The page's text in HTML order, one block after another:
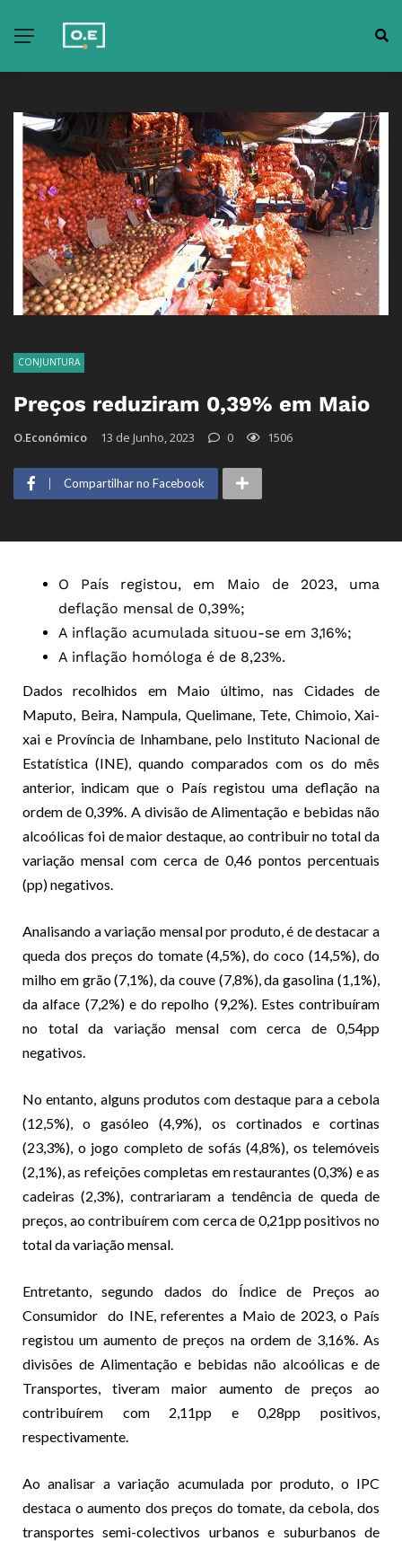
CONJUNTURA
Preços reduziram 0,39% em Maio
O.Económico 13 de Junho, 2023 0 1506
Compartilhar no Facebook
O País registou, em Maio de 2023, uma
deflação mensal de 0,39%;
A inflação acumulada situou-se em 3,16%;
A inflação homóloga é de 8,23%.
Dados recolhidos em Maio último, nas Cidades de
Maputo, Beira, Nampula, Quelimane, Tete, Chimoio, Xai-
xai e Província de Inhambane, pelo Instituto Nacional de
Estatística (INE), quando comparados com os do mês
anterior, indicam que o País registou uma deflação na
ordem de 0,39%. A divisão de Alimentação e bebidas não
alcoólicas foi de maior destaque, ao contribuir no total da
variação mensal com cerca de 0,46 pontos percentuais
(pp) negativos.
Analisando a variação mensal por produto, é de destacar a
queda dos preços do tomate (4,5%), do coco (14,5%), do
milho em grão (7,1%), da couve (7,8%), da gasolina (1,1%),
da alface (7,2%) e do repolho (9,2%). Estes contribuíram
no total da variação mensal com cerca de 0,54pp
negativos.
No entanto, alguns produtos com destaque para a cebola
(12,5%), o gasóleo (4,9%), os cortinados e cortinas
(23,3%), o jogo completo de sofás (4,8%), os telemóveis
(2,1%), as refeições completas em restaurantes (0,3%) e as
cadeiras (2,3%), contrariaram a tendência de queda de
preços, ao contribuírem com cerca de 0,21pp positivos no
total da variação mensal.
Entretanto, segundo dados do Índice de Preços ao
Consumidor do INE, referentes a Maio de 2023, o País
registou um aumento de preços na ordem de 3,16%. As
divisões de Alimentação e bebidas não alcoólicas e de
Transportes, tiveram maior aumento de preços ao
contribuírem com 2,11pp e 0,28pp positivos,
respectivamente.
Ao analisar a variação acumulada por produto, o IPC
destaca o aumento dos preços do tomate, da cebola, dos
transportes semi-colectivos urbanos e suburbanos de